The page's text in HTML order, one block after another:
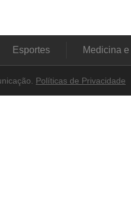
Esportes Medicina
Políticas de Privacidade